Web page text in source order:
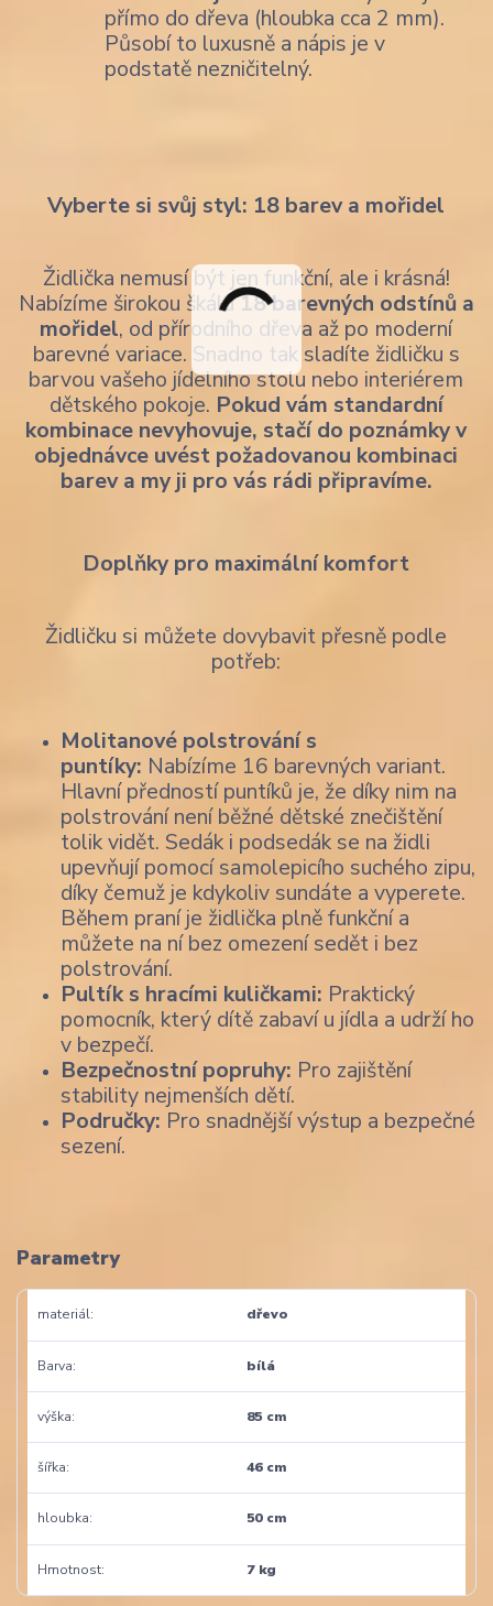
přímo do dřeva (hloubka cca 2 mm).
Působí to luxusně a nápis je v
podstatě nezničitelný.
Vyberte si svůj styl: 18 barev a mořidel
Židlička nemusí být jen funkční, ale i krásná!
Nabízíme širokou škálu18 barevných odstínů a
mořidel, od přírodního dřeva až po moderní
barevné variace. Snadno tak sladíte židličku s
barvou vašeho jídelního stolu nebo interiérem
dětského pokoje. Pokud vám standardní
kombinace nevyhovuje, stačí do poznámky v
objednávce uvést požadovanou kombinaci
barev a my ji pro vás rádi připravíme.
Doplňky pro maximální komfort
Židličku si můžete dovybavit přesně podle
potřeb:
Molitanové polstrování s
puntíky: Nabízíme 16 barevných variant.
Hlavní předností puntíků je, že díky nim na
polstrování není běžné dětské znečištění
tolik vidět. Sedák i podsedák se na židli
upevňují pomocí samolepicího suchého zipu,
díky čemuž je kdykoliv sundáte a vyperete.
Během praní je židlička plně funkční a
můžete na ní bez omezení sedět i bez
polstrování.
Pultík s hracími kuličkami: Praktický
pomocník, který dítě zabaví u jídla a udrží ho
v bezpečí.
Bezpečnostní popruhy: Pro zajištění
stability nejmenších dětí.
Područky: Pro snadnější výstup a bezpečné
sezení.
Parametry
materiál dřevo
Barva bílá
výška 85 cm
šířka 46 cm
hloubka 50 cm
Hmotnost 7 kg